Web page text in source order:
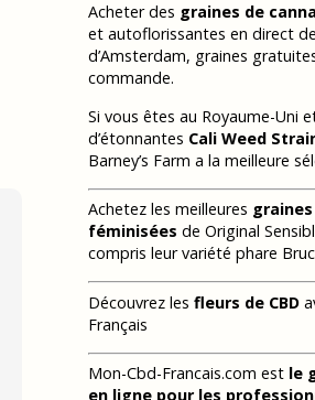
Acheter des graines de
et autoflorissantes en direct de
d’Amsterdam, graines
commande.
Si vous êtes au Royaume-Uni
d’étonnantes Cali Weed
Barney’s Farm a la meilleure
Achetez les meilleures
féminisées de Original
compris leur variété phare
Découvrez les fleurs de CBD
Français
Mon-Cbd-Francais.com est le
en ligne pour les